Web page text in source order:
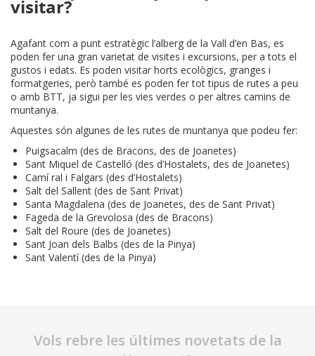
visitar?
Agafant com a punt estratègic l’alberg de la Vall d’en Bas, es
poden fer una gran varietat de visites i excursions, per a tots el
gustos i edats. Es poden visitar horts ecològics, granges i
formatgeries, però també es poden fer tot tipus de rutes a peu
o amb BTT, ja sigui per les vies verdes o per altres camins de
muntanya.
Aquestes són algunes de les rutes de muntanya que podeu fer:
Puigsacalm (des de Bracons, des de Joanetes)
Sant Miquel de Castelló (des d’Hostalets, des de Joanetes)
Camí ral i Falgars (des d’Hostalets)
Salt del Sallent (des de Sant Privat)
Santa Magdalena (des de Joanetes, des de Sant Privat)
Fageda de la Grevolosa (des de Bracons)
Salt del Roure (des de Joanetes)
Sant Joan dels Balbs (des de la Pinya)
Sant Valentí (des de la Pinya)
Vols rebre les últimes novetats de la